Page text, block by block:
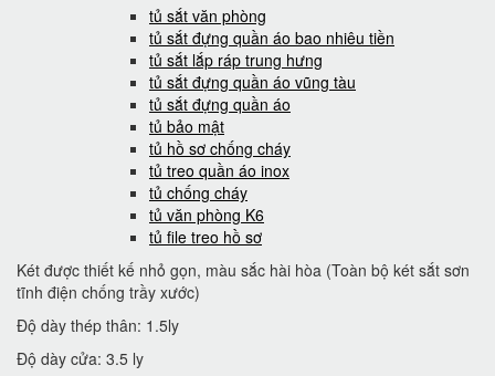
tủ sắt văn phòng
tủ sắt đựng quần áo bao nhiêu tiền
tủ sắt lắp ráp trung hưng
tủ sắt đựng quần áo vũng tàu
tủ sắt đựng quần áo
tủ bảo mật
tủ hồ sơ chống cháy
tủ treo quần áo inox
tủ chống cháy
tủ văn phòng K6
tủ file treo hồ sơ
Két được thiết kế nhỏ gọn, màu sắc hài hòa (Toàn bộ két sắt sơn
tĩnh điện chống trầy xước)
Độ dày thép thân: 1.5ly
Độ dày cửa: 3.5 ly